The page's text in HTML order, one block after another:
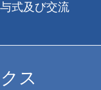
式及び交流
ス